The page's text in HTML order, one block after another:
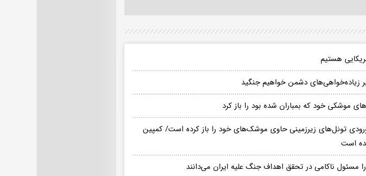
هستیم
زیاده‌خواهی‌های دشمن خواهیم جنگید
ایران ۵۰ ورودی از ۶۹ ورودی تونل‌های زیرزمینی حاوی موشک‌های خود را باز کرده است/ کمپین
است
مسئول ناکامی در تحقق اهداف جنگ علیه ایران می‌دانند